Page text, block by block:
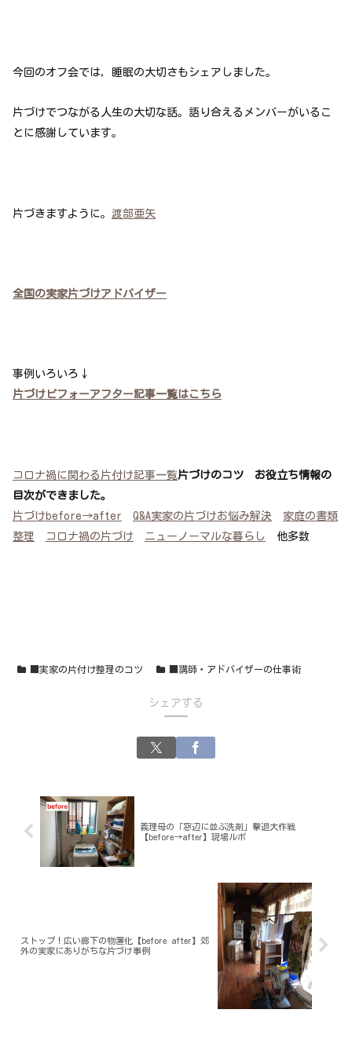
今回のオフ会では，睡眠の大切さもシェアしました。
片づけでつながる人生の大切な話。語り合えるメンバーがいるこ
とに感謝しています。
片づきますように。 渡部亜矢
全国の実家片づけアドバイザー
事例いろいろ↓
片づけビフォーアフター記事一覧はこちら
コロナ禍に関わる片付け記事一覧片づけのコツ お役立ち情報の
目次ができました。
片づけbefore→after
Q&A実家の片づけお悩み解決
家庭の書類
整理
コロナ禍の片づけ ニューノーマルな暮らし 他多数
■実家の片付け整理のコツ ■講師・アドバイザーの仕事術
シェアする
義理母の「窓辺に並ぶ洗剤」撃退大作戦
【before→after】現場ルポ
ストップ！広い廊下の物置化【before after】郊
外の実家にありがちな片づけ事例